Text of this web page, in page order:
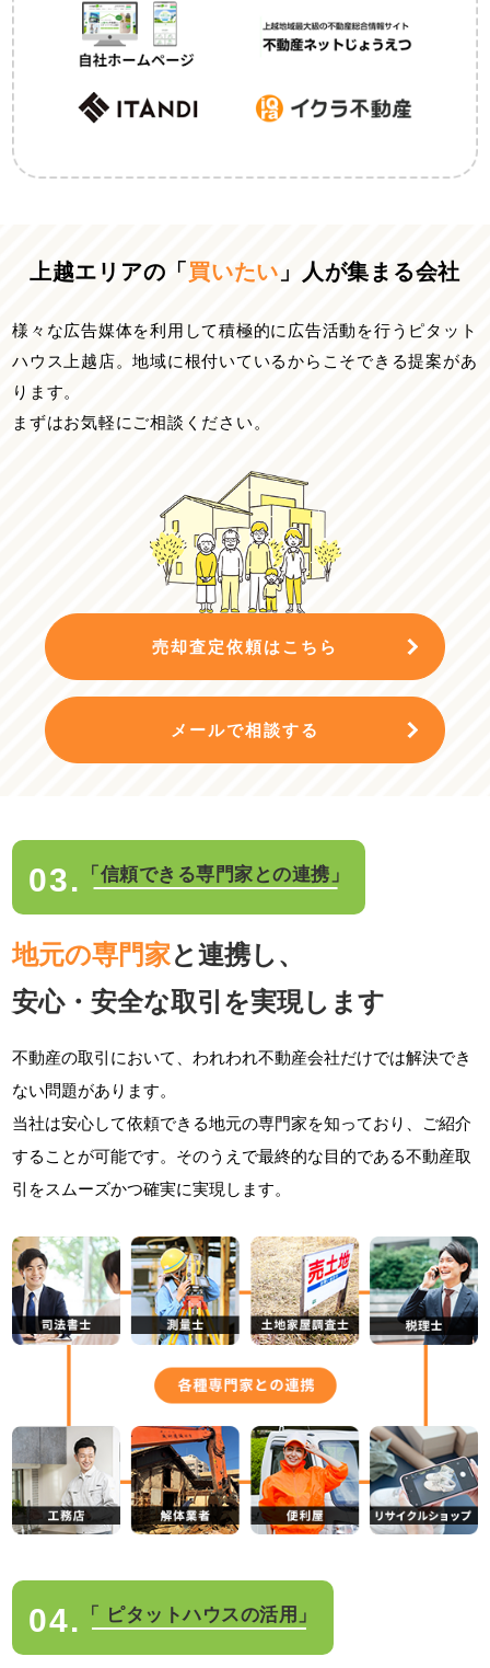
上越エリアの「 買いたい 」人が集まる会社
様々な広告媒体を利用して積極的に広告活動を行うピタット
ハウス上越店。地域に根付いているからこそできる提案があ
ります。
まずはお気軽にご相談ください。
売却査定依頼はこちら
メールで相談する
03. 「信頼できる専門家との連携」
地元の専門家と連携し、
安心・安全な取引を実現します
不動産の取引において、われわれ不動産会社だけでは解決でき
ない問題があります。
当社は安心して依頼できる地元の専門家を知っており、ご紹介
することが可能です。そのうえで最終的な目的である不動産取
引をスムーズかつ確実に実現します。
04. 「 ピタットハウスの活用」